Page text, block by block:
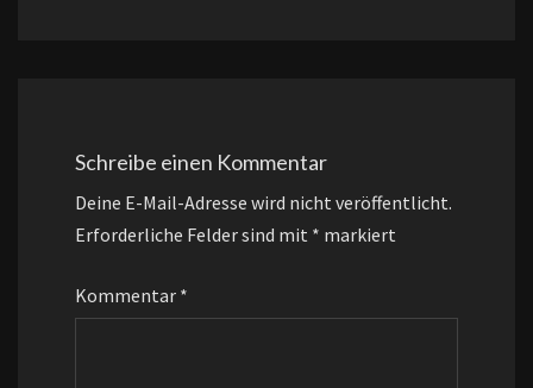
Schreibe einen Kommentar
Deine E-Mail-Adresse wird nicht veröffentlicht.
Erforderliche Felder sind mit * markiert
Kommentar *